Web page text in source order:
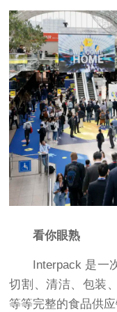
看你眼熟
Interpack 是一
切割、清洁、包装
等等完整的食品供